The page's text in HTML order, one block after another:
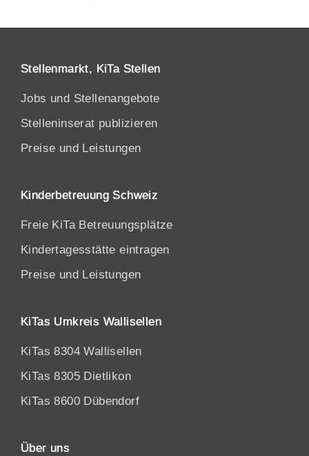
Stellenmarkt, KiTa Stellen
Jobs und Stellenangebote
Stelleninserat publizieren
Preise und Leistungen
Kinderbetreuung Schweiz
Freie KiTa Betreuungsplätze
Kindertagesstätte eintragen
Preise und Leistungen
KiTas Umkreis Wallisellen
KiTas 8304 Wallisellen
KiTas 8305 Dietlikon
KiTas 8600 Dübendorf
Über uns